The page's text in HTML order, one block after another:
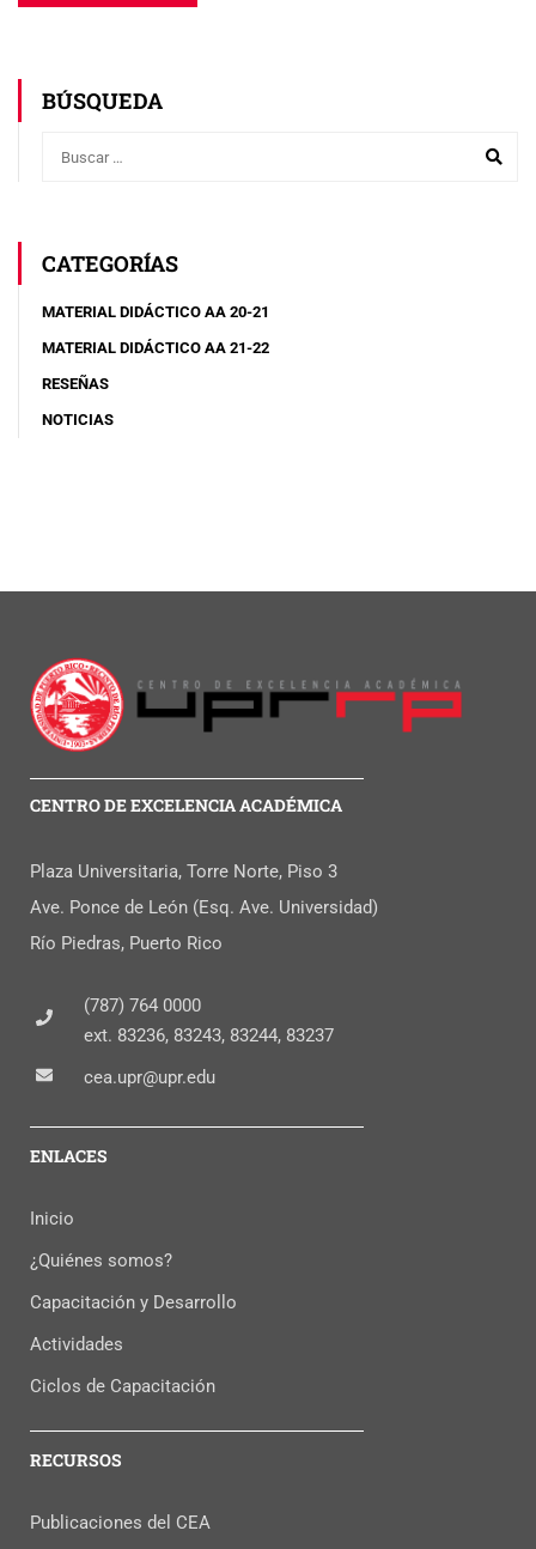
BÚSQUEDA
CATEGORÍAS
MATERIAL DIDÁCTICO AA 20-21
MATERIAL DIDÁCTICO AA 21-22
RESEÑAS
NOTICIAS
CENTRO DE EXCELENCIA ACADÉMICA
Plaza Universitaria, Torre Norte, Piso 3
Ave. Ponce de León (Esq. Ave. Universidad)
Río Piedras, Puerto Rico
(787) 764 0000
ext. 83236, 83243, 83244, 83237
cea.upr@upr.edu
ENLACES
Inicio
¿Quiénes somos?
Capacitación y Desarrollo
Actividades
Ciclos de Capacitación
RECURSOS
Publicaciones del CEA